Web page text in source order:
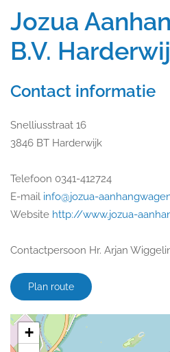
Jozua
B.V.
Contact informatie
Snelliusstraat 16
3846 BT Harderwijk
Telefoon 0341-412724
E-mail info@jozua-
Website http://www.jozua-
Contactpersoon Hr. Arjan
Plan route
+